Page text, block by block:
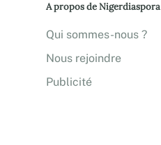
A propos de Nigerdiaspora
Qui sommes-nous ?
Nous rejoindre
Publicité